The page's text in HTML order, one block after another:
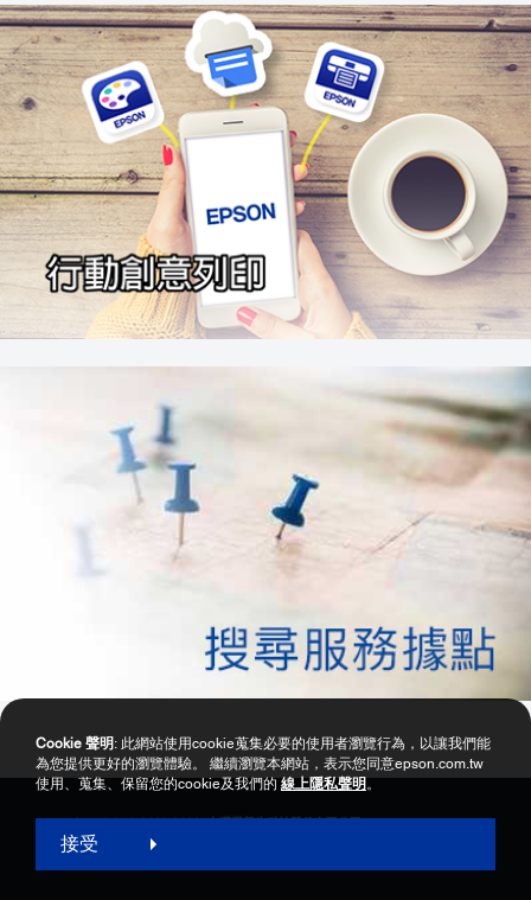
Copyright © 2000-2026 台灣愛普生科技股份有限公司
網站使用暨會員服務條款
Cookie 聲明 : 此網站使用cookie蒐集必要的使用者瀏覽行為，以讓我們能
為您提供更好的瀏覽體驗。 繼續瀏覽本網站，表示您同意epson.com.tw
使用、蒐集、保留您的cookie及我們的 線上隱私聲明 。
接受